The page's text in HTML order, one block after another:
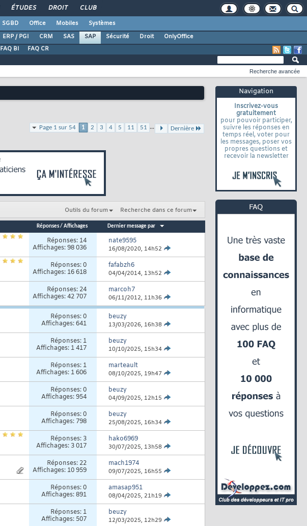
ÉTUDES DROIT CLUB
SGBD Office Mobiles
Systèmes
ERP / PGI CRM SAS SAP Sécurité Droit
OnlyOffice
FAQ BI FAQ CR
Recherche avancée
Navigation
Inscrivez-vous
gratuitement
pour pouvoir participer,
suivre les réponses en
temps réel, voter pour
les messages, poser vos
propres questions et
recevoir la newsletter
Page 1 sur 54 1 2 3 4 5 11 51 ... Dernière
Outils du forum Recherche dans ce forum
Réponses/ Affichages Dernier message par
Réponses: 14
Affichages: 98 036
nate9595
16/08/2020, 14h52
Réponses:0
Affichages: 16 618
fafabzh6
04/04/2014, 13h52
Réponses: 24
Affichages: 42 707
marcoh7
06/11/2012, 11h36
Réponses:0
Affichages: 641
beuzy
13/03/2026, 16h38
Réponses: 1
Affichages: 1 417
beuzy
10/10/2025, 15h34
Réponses: 1
Affichages: 1 606
marteault
08/10/2025, 19h47
Réponses:0
Affichages: 954
beuzy
04/09/2025, 12h15
Réponses:0
Affichages: 798
beuzy
25/08/2025, 16h34
Réponses: 3
Affichages: 3 017
hako6969
30/07/2025, 13h58
Réponses: 22
Affichages: 10 959
mach1974
09/07/2025, 16h55
Réponses:0
Affichages: 891
amasap951
08/04/2025, 21h19
Réponses: 1
Affichages: 507
beuzy
12/03/2025, 12h29